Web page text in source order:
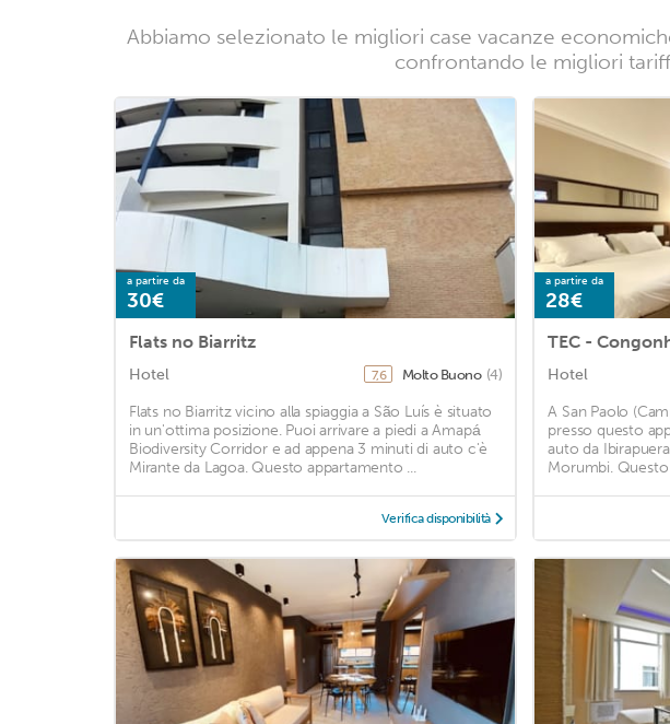
Abbiamo selezionato le migliori case vacanze
confrontando le migliori
a partire da
30€
Flats no Biarritz
Hotel 7,6 Molto Buono (4)
Flats no Biarritz vicino alla spiaggia a São Luís è situato
in un'ottima posizione. Puoi arrivare a piedi a Amapá
Biodiversity Corridor e ad appena 3 minuti di auto c'è
Mirante da Lagoa. Questo appartamento ...
Verifica disponibilità
a partire da
28€
TEC -
Hotel
A San Paolo
presso questo
auto da
Morumbi.